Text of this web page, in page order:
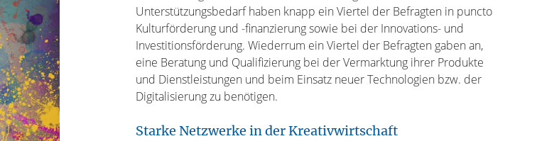
Unterstützungsbedarf haben knapp ein Viertel der Befragten in puncto
Kulturförderung und -finanzierung sowie bei der Innovations- und
Investitionsförderung. Wiederrum ein Viertel der Befragten gaben an,
eine Beratung und Qualifizierung bei der Vermarktung ihrer Produkte
und Dienstleistungen und beim Einsatz neuer Technologien bzw. der
Digitalisierung zu benötigen.
Starke Netzwerke in der Kreativwirtschaft